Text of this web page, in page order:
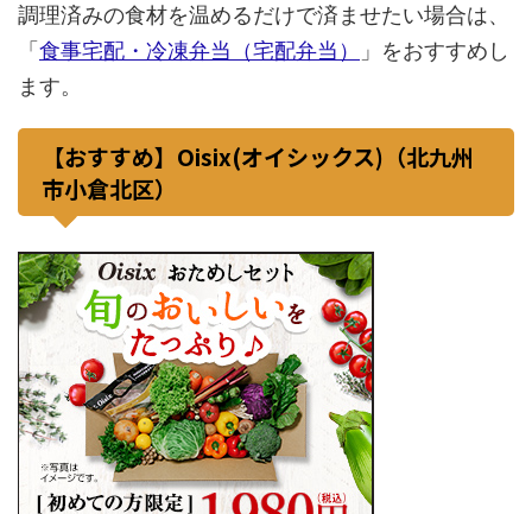
調理済みの食材を温めるだけで済ませたい場合は、
「 食事宅配・冷凍弁当（宅配弁当）
」をおすすめし
ます。
【おすすめ】Oisix(オイシックス)（北九州
市小倉北区）